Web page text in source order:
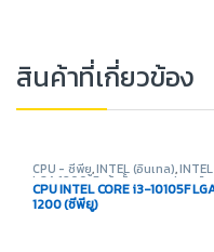
สินค้าที่เกี่ยวข้อง
CPU - ซีพียู,INTEL (อินเทล),INTEL
LGA 1200,สินค้าทั้งหมด,อุปกรณ์
คอมพิวเตอร์
CPU INTEL CORE i3-10105F
1200 (ซีพียู)